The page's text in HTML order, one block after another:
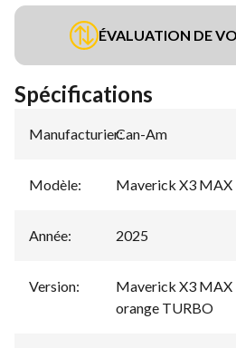
ÉVALUATION DE
Spécifications
Manufacturier:
Can-Am
Modèle: Maverick X3 MAX
Année: 2025
Version:
Maverick X3 MAX
orange TURBO